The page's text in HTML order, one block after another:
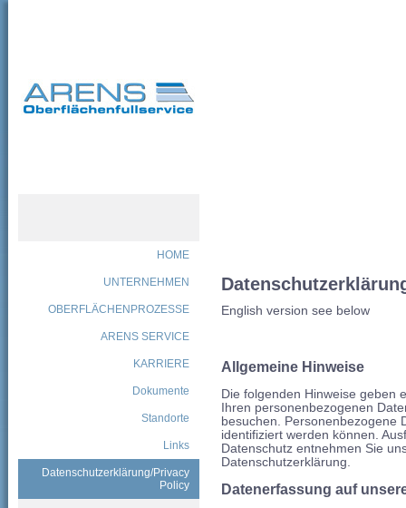
HOME
UNTERNEHMEN
OBERFLÄCHENPROZESSE
ARENS SERVICE
KARRIERE
Dokumente
Standorte
Links
Datenschutzerklärung/Privacy
Policy
English version see below
Allgemeine Hinweise
Die folgenden Hinweise geben
Ihren personenbezogenen
besuchen. Personenbezogene
identifiziert werden können.
Datenschutz entnehmen Sie
Datenschutzerklärung.
Datenerfassung auf